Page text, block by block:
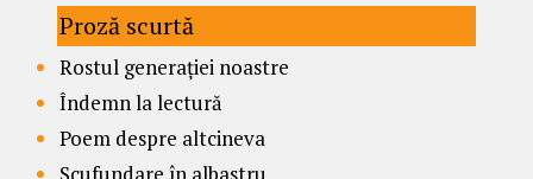
Proză scurtă
Rostul generației noastre
Îndemn la lectură
Poem despre altcineva